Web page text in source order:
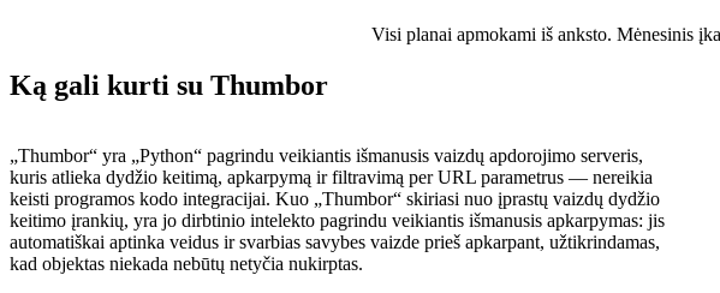
Visi planai apmokami iš anksto. Mėnesinis
Ką gali kurti su Thumbor
„Thumbor“ yra „Python“ pagrindu veikiantis išmanusis vaizdų apdorojimo serveris,
kuris atlieka dydžio keitimą, apkarpymą ir filtravimą per URL parametrus — nereikia
keisti programos kodo integracijai. Kuo „Thumbor“ skiriasi nuo įprastų vaizdų dydžio
keitimo įrankių, yra jo dirbtinio intelekto pagrindu veikiantis išmanusis apkarpymas: jis
automatiškai aptinka veidus ir svarbias savybes vaizde prieš apkarpant, užtikrindamas,
kad objektas niekada nebūtų netyčia nukirptas.